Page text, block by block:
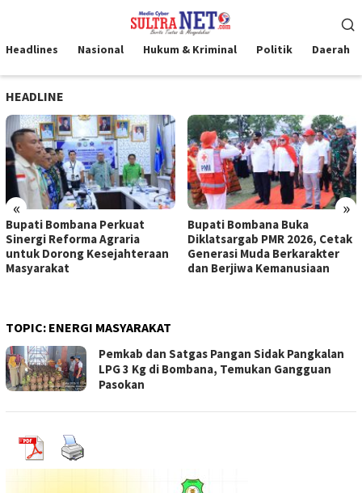
kontenMobile
Headlines Nasional Hukum & Kriminal Politik Daerah
HEADLINE
« »
Bupati Bombana Perkuat
Sinergi Reforma Agraria
untuk Dorong Kesejahteraan
Masyarakat
Bupati Bombana Buka
Diklatsargab PMR 2026, Cetak
Generasi Muda Berkarakter
dan Berjiwa Kemanusiaan
TOPIC: ENERGI MASYARAKAT
Pemkab dan Satgas Pangan Sidak Pangkalan
LPG 3 Kg di Bombana, Temukan Gangguan
Pasokan